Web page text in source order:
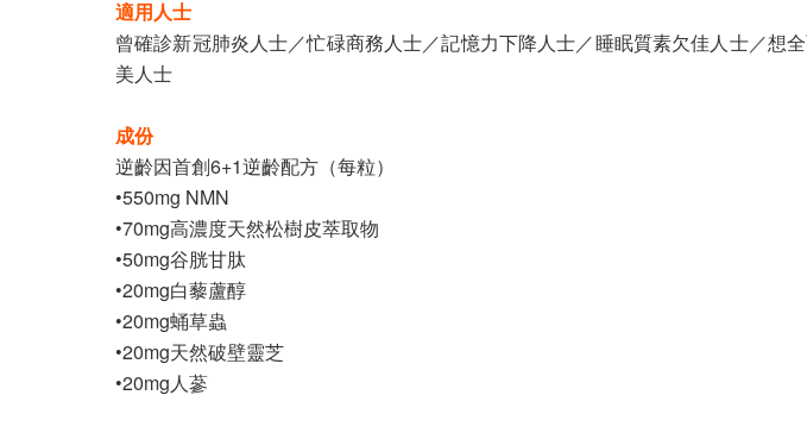
適用人士
曾確診新冠肺炎人士／忙碌商務人士／記憶力下降人士／睡眠質素欠佳人士／
美人士
成份
逆齡因首創6+1逆齡配方（每粒）
•550mg NMN
•70mg高濃度天然松樹皮萃取物
•50mg谷胱甘肽
•20mg白藜蘆醇
•20mg蛹草蟲
•20mg天然破壁靈芝
•20mg人蔘